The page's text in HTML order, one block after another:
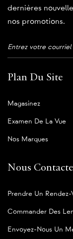
dernières
nos promotions.
Plan Du Site
Magasinez
Examen De La Vue
Nos Marques
Nous
Prendre Un Rendez-
Commander Des
Envoyez-Nous Un